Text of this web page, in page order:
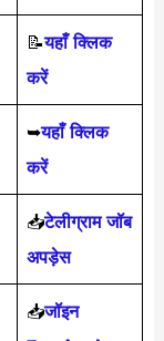
📝यहाँ क्लिक
करें
➥यहाँ क्लिक
करें
📥टेलीग्राम जॉब
अपड़ेस
📥जॉइन